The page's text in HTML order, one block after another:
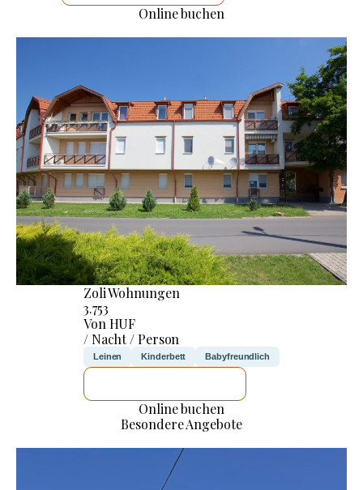
Online buchen
Zoli Wohnungen
3.753
Von HUF
/ Nacht / Person
Leinen Kinderbett Babyfreundlich
Online buchen
Besondere Angebote